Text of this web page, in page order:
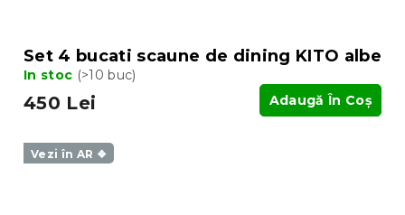
Set 4 bucati scaune de dining KITO albe
In stoc (>10 buc)
450 Lei Adaugă În Coş
Vezi în AR ❖